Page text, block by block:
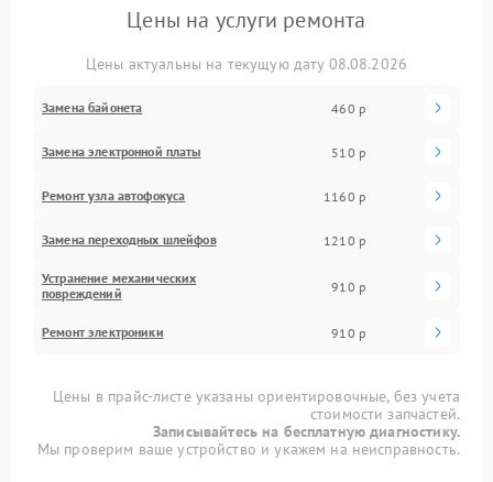
Цены на услуги ремонта
Цены актуальны на текущую дату 08.08.2026
Замена байонета 460 р
Замена электронной платы 510 р
Ремонт узла автофокуса 1160 р
Замена переходных шлейфов 1210 р
Устранение механических
повреждений
910 р
Ремонт электроники 910 р
Цены в прайс-листе указаны ориентировочные, без учета
стоимости запчастей.
Записывайтесь на бесплатную диагностику.
Мы проверим ваше устройство и укажем на неисправность.